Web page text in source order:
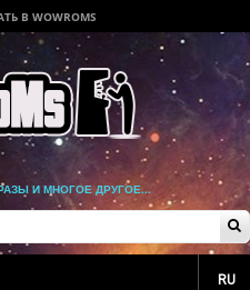
В WOWROMS
И МНОГОЕ ДРУГОЕ...
RU